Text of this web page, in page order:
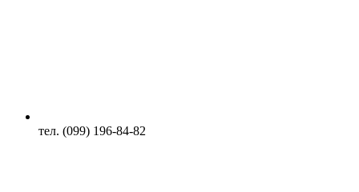
тел. (099) 196-84-82